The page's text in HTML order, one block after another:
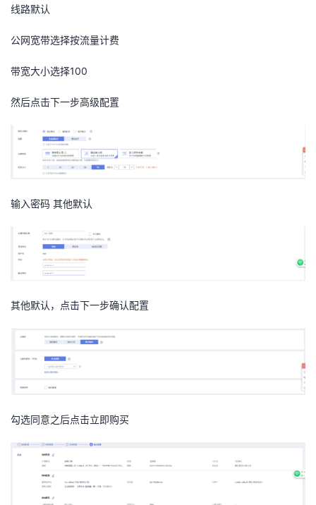
线路默认
公网宽带选择按流量计费
带宽大小选择100
然后点击下一步高级配置
输入密码 其他默认
其他默认，点击下一步确认配置
勾选同意之后点击立即购买